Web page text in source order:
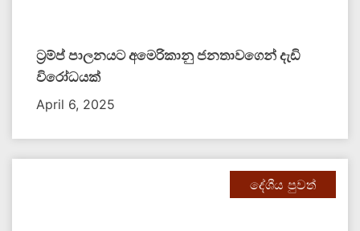
ට්‍රම්ප් පාලනයට අමෙරිකානු ජනතාවගෙන් දැඩි
විරෝධයක්
April 6, 2025
දේශීය පුවත්